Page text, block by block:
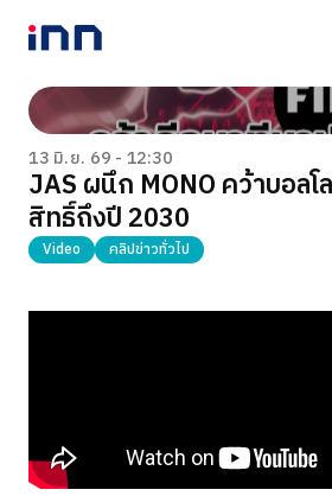
NEWS
ENTERTAINMENT
LIFESTYLE
HOROSCOPE
LOTTERY
VIDEO
13 มิ.ย. 69 - 12:30
JAS ผนึก MONO คว้าบอล
สิทธิ์ถึงปี 2030
Video คลิปข่าวทั่วไป